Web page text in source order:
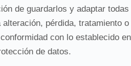
de guardarlos y adaptar todas
pérdida, tratamiento o
con lo establecido en
de datos.